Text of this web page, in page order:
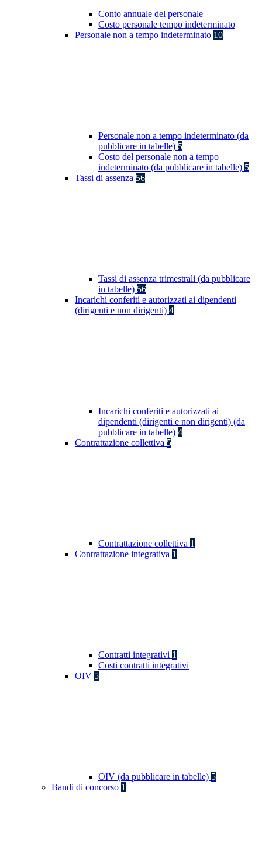
Conto annuale del personale
Costo personale tempo indeterminato
Personale non a tempo indeterminato 10
Personale non a tempo indeterminato (da
pubblicare in tabelle) 5
Costo del personale non a tempo
indeterminato (da pubblicare in tabelle) 5
Tassi di assenza 56
Tassi di assenza trimestrali (da pubblicare
in tabelle) 56
Incarichi conferiti e autorizzati ai dipendenti
(dirigenti e non dirigenti) 4
Incarichi conferiti e autorizzati ai
dipendenti (dirigenti e non dirigenti) (da
pubblicare in tabelle) 4
Contrattazione collettiva 5
Contrattazione collettiva 1
Contrattazione integrativa 1
Contratti integrativi 1
Costi contratti integrativi
OIV 5
OIV (da pubblicare in tabelle) 5
Bandi di concorso 1